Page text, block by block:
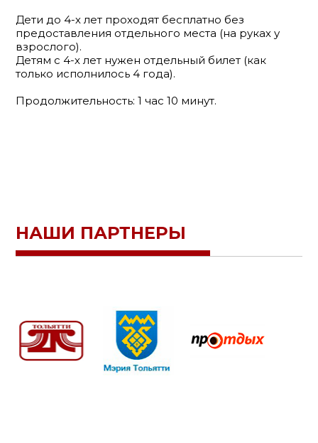
Дети до 4-х лет проходят бесплатно без
предоставления отдельного места (на руках у
взрослого).
Детям с 4-х лет нужен отдельный билет (как
только исполнилось 4 года).
Продолжительность: 1 час 10 минут.
НАШИ ПАРТНЕРЫ